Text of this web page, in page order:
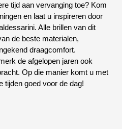
tijd aan vervanging toe? Kom
en laat u inspireren door
Alle brillen van dit
de beste materialen,
draagcomfort.
de afgelopen jaren ook
Op die manier komt u met
tijden goed voor de dag!